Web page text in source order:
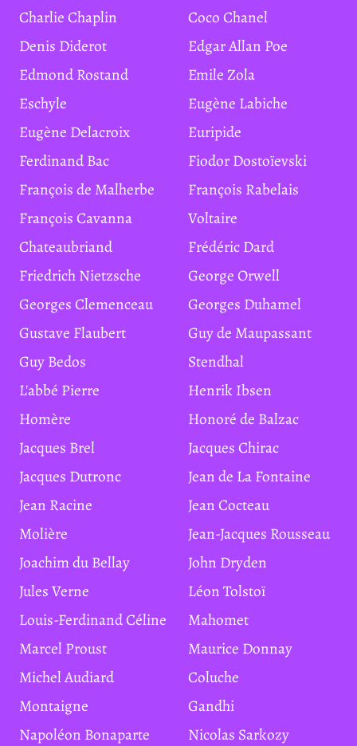
Charlie Chaplin
Coco Chanel
Denis Diderot
Edgar Allan Poe
Edmond Rostand
Emile Zola
Eschyle
Eugène Labiche
Eugène Delacroix
Euripide
Ferdinand Bac
Fiodor Dostoïevski
François de Malherbe
François Rabelais
François Cavanna
Voltaire
Chateaubriand
Frédéric Dard
Friedrich Nietzsche
George Orwell
Georges Clemenceau
Georges Duhamel
Gustave Flaubert
Guy de Maupassant
Guy Bedos
Stendhal
L'abbé Pierre
Henrik Ibsen
Homère
Honoré de Balzac
Jacques Brel
Jacques Chirac
Jacques Dutronc
Jean de La Fontaine
Jean Racine
Jean Cocteau
Molière
Jean-Jacques Rousseau
Joachim du Bellay
John Dryden
Jules Verne
Léon Tolstoï
Louis-Ferdinand Céline
Mahomet
Marcel Proust
Maurice Donnay
Michel Audiard
Coluche
Montaigne
Gandhi
Napoléon Bonaparte
Nicolas Sarkozy